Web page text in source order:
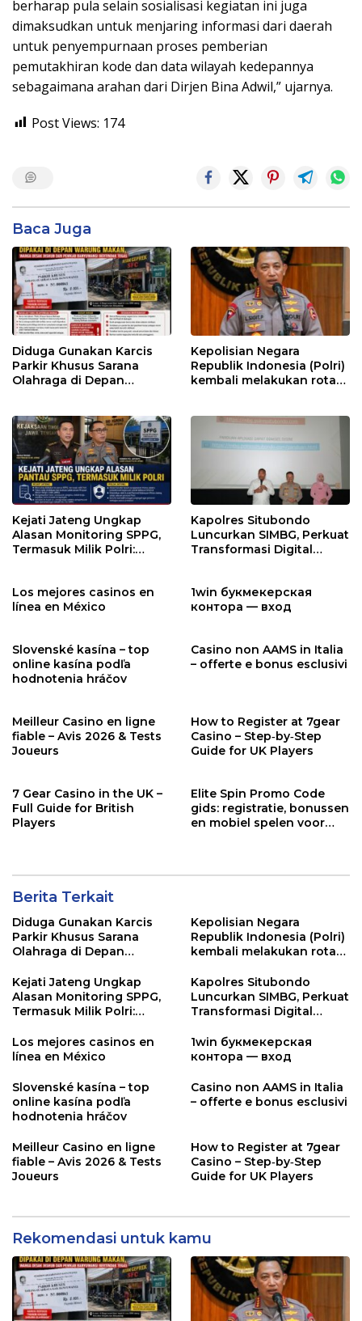
berharap pula selain sosialisasi kegiatan ini juga
dimaksudkan untuk menjaring informasi dari daerah
untuk penyempurnaan proses pemberian
pemutakhiran kode dan data wilayah kedepannya
sebagaimana arahan dari Dirjen Bina Adwil,” ujarnya.
Post Views: 174
Baca Juga
Diduga Gunakan Karcis
Parkir Khusus Sarana
Olahraga di Depan
Pemkab Banyuwangi
Bertindak Tegas
Kepolisian Negara
Republik Indonesia (Polri)
kembali melakukan rotasi
Kejati Jateng Ungkap
Alasan Monitoring SPPG,
Termasuk Milik Polri:
Kapolres Situbondo
Luncurkan SIMBG, Perkuat
Transformasi Digital
Los mejores casinos en
línea en México
1win букмекерская
контора — вход
Slovenské kasína – top
online kasína podľa
hodnotenia hráčov
Casino non AAMS in Italia
– offerte e bonus esclusivi
Meilleur Casino en ligne
fiable – Avis 2026 & Tests
Joueurs
How to Register at 7gear
Casino – Step‑by‑Step
Guide for UK Players
7 Gear Casino in the UK –
Full Guide for British
Players
Elite Spin Promo Code
gids: registratie, bonussen
en mobiel spelen voor
Berita Terkait
Diduga Gunakan Karcis
Parkir Khusus Sarana
Olahraga di Depan
Desak Dishub dan
Pemkab Banyuwangi
Bertindak Tegas
Kepolisian Negara
Republik Indonesia (Polri)
kembali melakukan rotasi
dalam skala besar.
Kejati Jateng Ungkap
Alasan Monitoring SPPG,
Termasuk Milik Polri:
Evaluasi Program MBG
Kapolres Situbondo
Luncurkan SIMBG, Perkuat
Transformasi Digital
Gratis
Los mejores casinos en
línea en México
1win букмекерская
контора — вход
Slovenské kasína – top
online kasína podľa
hodnotenia hráčov
Casino non AAMS in Italia
– offerte e bonus esclusivi
Meilleur Casino en ligne
fiable – Avis 2026 & Tests
Joueurs
How to Register at 7gear
Casino – Step‑by‑Step
Guide for UK Players
Rekomendasi untuk kamu